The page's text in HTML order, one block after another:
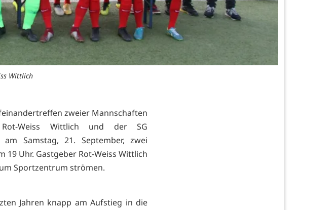
Wittlich
zweier Mannschaften
Weiss Wittlich und der SG
Samstag, 21. September, zwei
Uhr. Gastgeber Rot-Weiss Wittlich
Sportzentrum strömen.
Jahren knapp am Aufstieg in die